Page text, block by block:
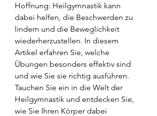
Hoffnung: Heilgymnastik kann
dabei helfen, die Beschwerden zu
lindern und die Beweglichkeit
wiederherzustellen. In diesem
Artikel erfahren Sie, welche
Übungen besonders effektiv sind
und wie Sie sie richtig ausführen.
Tauchen Sie ein in die Welt der
Heilgymnastik und entdecken Sie,
wie Sie Ihren Körper dabei